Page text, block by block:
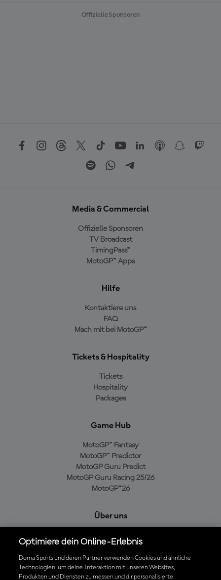
Offizielle Sponsoren
Media & Commercial
Offizielle Sponsoren
TV Broadcast
TimingPass™
MotoGP™ Apps
Hilfe
Kontaktiere uns
FAQ
Mach mit bei MotoGP™
Tickets & Hospitality
Tickets
Hospitality
Packages
Game Hub
MotoGP™ Fantasy
MotoGP™ Predictor
MotoGP Guru Predict
MotoGP Guru Racing 25/26
MotoGP™26
Über uns
Cookie-Richtlinien
Geschäftsbedingungen
Datenschutzrichtlinien
Optimiere dein Online-Erlebnis
Dorna Sports und deren Partner verwenden Cookies und ähnliche
Technologien, um deine Interaktion mit unseren Websites,
Produkten und Diensten zu messen und dir personalisierte